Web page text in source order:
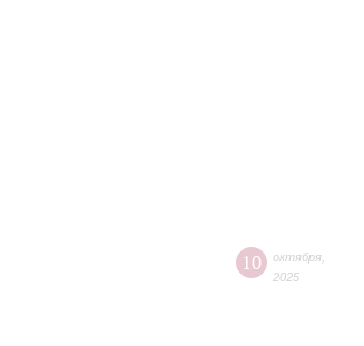
10 октября
2025